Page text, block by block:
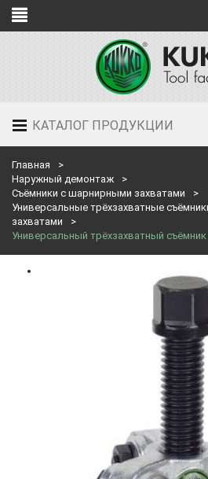
КАТАЛОГ ПРОДУКЦИИ
Главная
Наружный демонтаж
Съёмники с шарнирными захватами
Универсальные трёхзахватные
захватами
Универсальный трёхзахватный